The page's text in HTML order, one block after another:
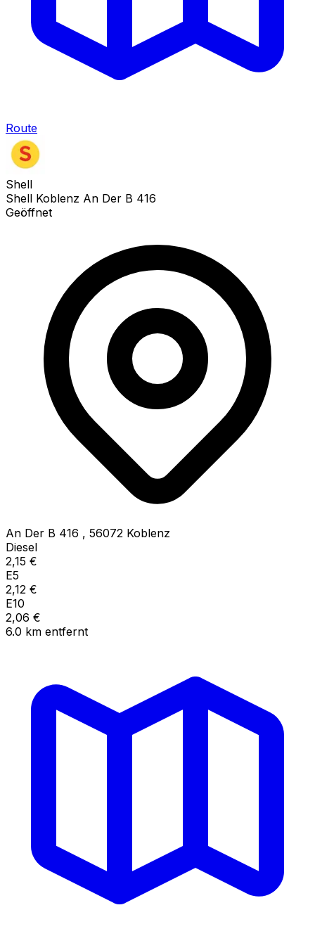
Route
Shell
Shell Koblenz An Der B 416
Geöffnet
An Der B 416 , 56072 Koblenz
Diesel
2,15 €
E5
2,12 €
E10
2,06 €
6.0 km entfernt